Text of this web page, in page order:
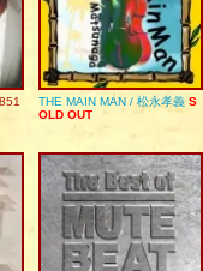
THE MAIN MAN / 松永孝義 S
OLD OUT